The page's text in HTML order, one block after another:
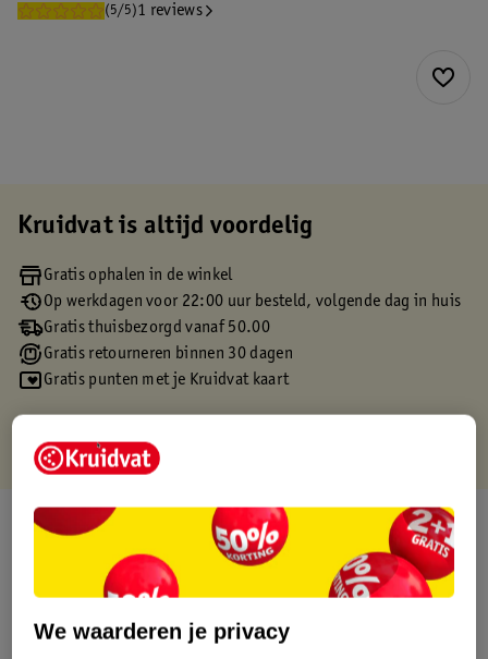
(5/5)1 reviews
Kruidvat is altijd voordelig
Gratis ophalen in de winkel
Op werkdagen voor 22:00 uur besteld, volgende dag in huis
Gratis thuisbezorgd vanaf 50.00
Gratis retourneren binnen 30 dagen
Gratis punten met je Kruidvat kaart
Over dit product
Productinformatie
Etiketinformatie
We waarderen je privacy